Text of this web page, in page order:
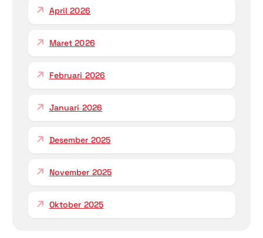
April 2026
Maret 2026
Februari 2026
Januari 2026
Desember 2025
November 2025
Oktober 2025